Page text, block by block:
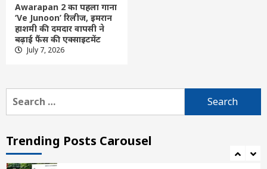
Awarapan 2 का पहला गाना
‘Ve Junoon’ रिलीज, इमरान
हाशमी की दमदार वापसी ने
बढ़ाई फैंस की एक्साइटमेंट
July 7, 2026
Search
for:
Trending Posts Carousel
5
को मिलेंगी डिग्रियां
Feature छत्तीसगढ़
मुख्य सचिव ने नक्सल मुक्त क्षेत्रों में अधोसंरचना
7
योजना, आर्थिक एवं सांख्यिकी विभाग और
निर्माण और साक्ष्य-आधारित निर्णय प्रणाली को
मिलेगा बढ़ावा….